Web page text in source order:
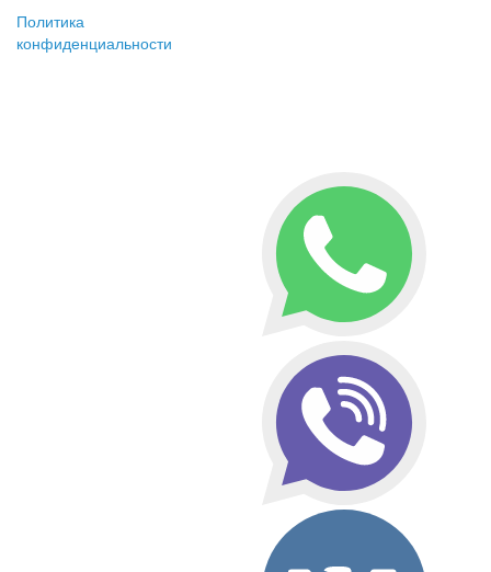
Политика
конфиденциальности